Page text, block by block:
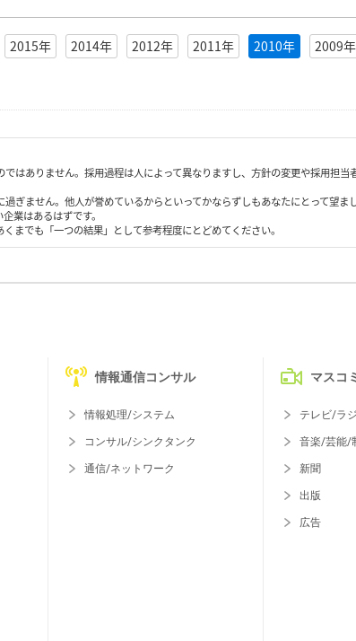
2015年 2014年 2012年 2011年 2010年
2009年
はありません。採用過程は人によって異なりますし、方針の変更や採用担当
ぎません。他人が誉めているからといってかならずしもあなたにとって望ま
業はあるはずです。
までも「一つの結果」として参考程度にとどめてください。
情報通信コンサル
情報処理/システム
コンサル/シンクタンク
通信/ネットワーク
マスコミ
テレビ/ラ
音楽/芸能/
新聞
出版
広告